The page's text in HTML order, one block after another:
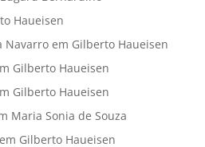
Haueisen
Navarroem Gilberto Haueisen
Gilberto Haueisen
Gilberto Haueisen
Maria Sonia de Souza
em Gilberto Haueisen